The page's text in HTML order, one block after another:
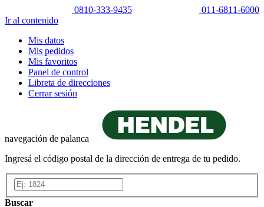
0810-333-9435
011-6811-6000
Ir al contenido
Mis datos
Mis pedidos
Mis favoritos
Panel de control
Libreta de direcciones
Cerrar sesión
navegación de palanca
Ingresá el código postal de la dirección de entrega de tu pedido.
Buscar